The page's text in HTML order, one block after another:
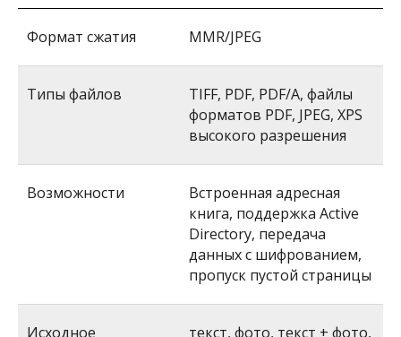
Формат сжатия MMR/JPEG
Типы файлов
TIFF, PDF, PDF/A, файлы
форматов PDF, JPEG, XPS
высокого разрешения
Возможности
Встроенная адресная
книга, поддержка Active
Directory, передача
данных с шифрованием,
пропуск пустой страницы
Исходное
текст, фото, текст + фото,